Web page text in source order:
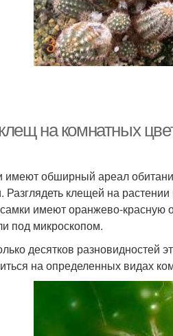
на комнатных
обширный ареал
Разглядеть клещей на
имеют оранжево-красную
под микроскопом.
десятков разновидностей
на определенных видах